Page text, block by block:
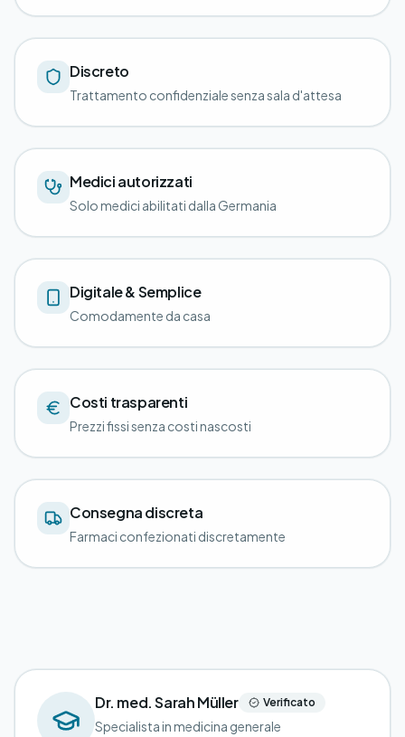
Discreto
Trattamento confidenziale senza sala d'attesa
Medici autorizzati
Solo medici abilitati dalla Germania
Digitale & Semplice
Comodamente da casa
Costi trasparenti
Prezzi fissi senza costi nascosti
Consegna discreta
Farmaci confezionati discretamente
Dr. med. Sarah Müller Verificato
Specialista in medicina generale